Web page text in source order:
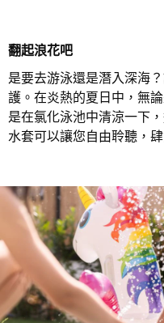
翻起浪花吧
是要去游泳還是潛入深海
護。在炎熱的夏日中，無
是在氯化泳池中清涼一下
水套可以讓您自由聆聽，